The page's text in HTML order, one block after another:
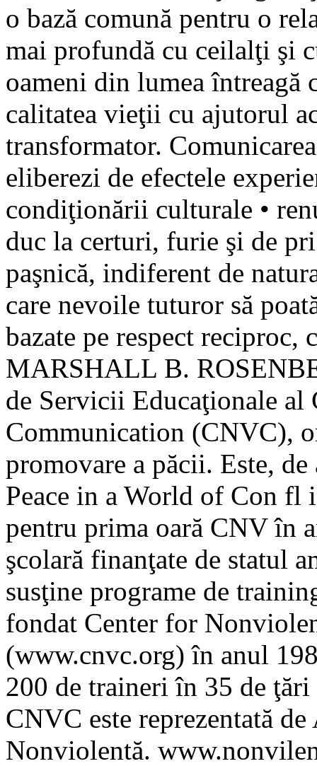
o bază comună pentru o
mai profundă cu ceilalţi şi
oameni din lumea întreagă
calitatea vieţii cu ajutorul
transformator.
eliberezi de efectele
condiţionării culturale •
duc la certuri, furie şi de
paşnică, indiferent de
care nevoile tuturor să
bazate pe respect reciproc,
MARSHALL B.
de Servicii Educaţionale
Communication (CNVC),
promovare a păcii. Este,
Peace in a World of Con fl
pentru prima oară CNV în
şcolară finanţate de statul
susţine programe de
fondat Center for
(www.cnvc.org) în anul
200 de traineri în 35 de
CNVC este reprezentată
Nonviolentă.